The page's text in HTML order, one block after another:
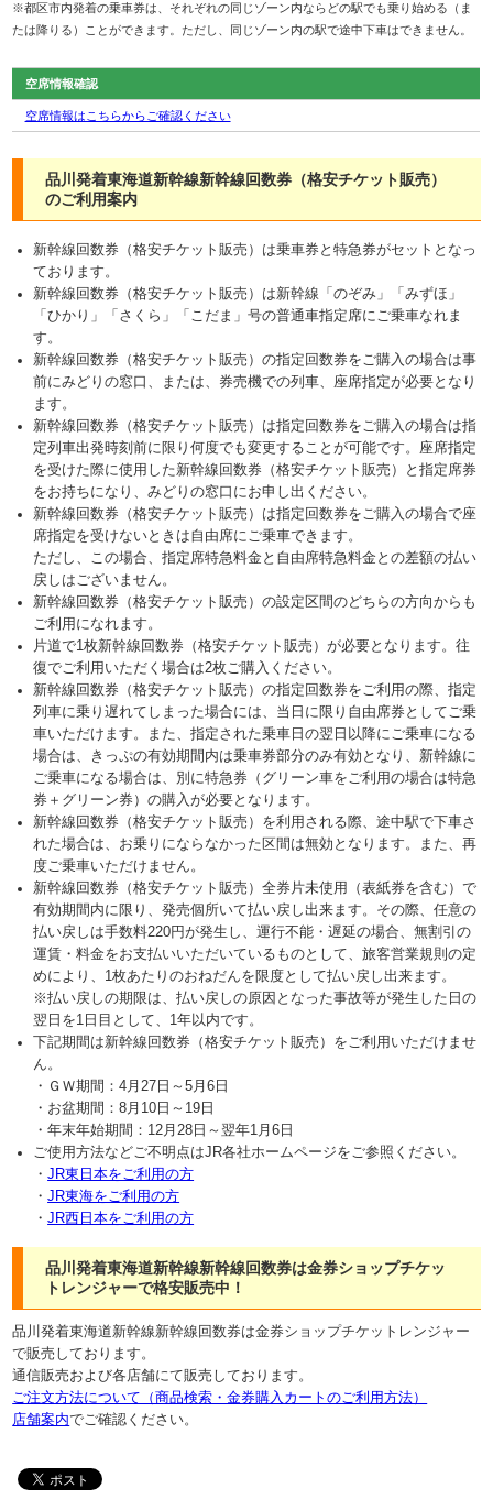
※都区市内発着の乗車券は、それぞれの同じゾーン内ならどの駅でも乗り始める（ま
たは降りる）ことができます。ただし、同じゾーン内の駅で途中下車はできません。
空席情報確認
空席情報はこちらからご確認ください
品川発着東海道新幹線新幹線回数券（格安チケット販売）
のご利用案内
新幹線回数券（格安チケット販売）は乗車券と特急券がセットとなっ
ております。
新幹線回数券（格安チケット販売）は新幹線「のぞみ」「みずほ」
「ひかり」「さくら」「こだま」号の普通車指定席にご乗車なれま
す。
新幹線回数券（格安チケット販売）の指定回数券をご購入の場合は事
前にみどりの窓口、または、券売機での列車、座席指定が必要となり
ます。
新幹線回数券（格安チケット販売）は指定回数券をご購入の場合は指
定列車出発時刻前に限り何度でも変更することが可能です。座席指定
を受けた際に使用した新幹線回数券（格安チケット販売）と指定席券
をお持ちになり、みどりの窓口にお申し出ください。
新幹線回数券（格安チケット販売）は指定回数券をご購入の場合で座
席指定を受けないときは自由席にご乗車できます。
ただし、この場合、指定席特急料金と自由席特急料金との差額の払い
戻しはございません。
新幹線回数券（格安チケット販売）の設定区間のどちらの方向からも
ご利用になれます。
片道で1枚新幹線回数券（格安チケット販売）が必要となります。往
復でご利用いただく場合は2枚ご購入ください。
新幹線回数券（格安チケット販売）の指定回数券をご利用の際、指定
列車に乗り遅れてしまった場合には、当日に限り自由席券としてご乗
車いただけます。また、指定された乗車日の翌日以降にご乗車になる
場合は、きっぷの有効期間内は乗車券部分のみ有効となり、新幹線に
ご乗車になる場合は、別に特急券（グリーン車をご利用の場合は特急
券＋グリーン券）の購入が必要となります。
新幹線回数券（格安チケット販売）を利用される際、途中駅で下車さ
れた場合は、お乗りにならなかった区間は無効となります。また、再
度ご乗車いただけません。
新幹線回数券（格安チケット販売）全券片未使用（表紙券を含む）で
有効期間内に限り、発売個所いて払い戻し出来ます。その際、任意の
払い戻しは手数料220円が発生し、運行不能・遅延の場合、無割引の
運賃・料金をお支払いいただいているものとして、旅客営業規則の定
めにより、1枚あたりのおねだんを限度として払い戻し出来ます。
※払い戻しの期限は、払い戻しの原因となった事故等が発生した日の
翌日を1日目として、1年以内です。
下記期間は新幹線回数券（格安チケット販売）をご利用いただけませ
ん。
・ＧＷ期間：4月27日～5月6日
・お盆期間：8月10日～19日
・年末年始期間：12月28日～翌年1月6日
ご使用方法などご不明点はJR各社ホームページをご参照ください。
・JR東日本をご利用の方
・JR東海をご利用の方
・JR西日本をご利用の方
品川発着東海道新幹線新幹線回数券は金券ショップチケッ
トレンジャーで格安販売中！
品川発着東海道新幹線新幹線回数券は金券ショップチケットレンジャー
で販売しております。
通信販売および各店舗にて販売しております。
ご注文方法について（商品検索・金券購入カートのご利用方法）
店舗案内でご確認ください。